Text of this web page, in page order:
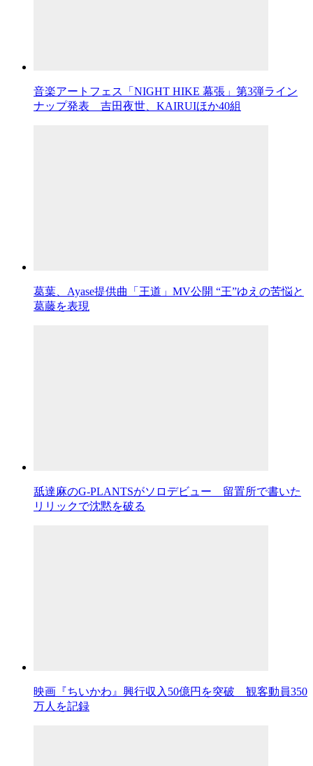
音楽アートフェス「NIGHT HIKE 幕張」第3弾ライン
ナップ発表 吉田夜世、KAIRUIほか40組
葛葉、Ayase提供曲「王道」MV公開 “王”ゆえの苦悩と
葛藤を表現
舐達麻のG-PLANTSがソロデビュー 留置所で書いた
リリックで沈黙を破る
映画『ちいかわ』興行収入50億円を突破 観客動員350
万人を記録